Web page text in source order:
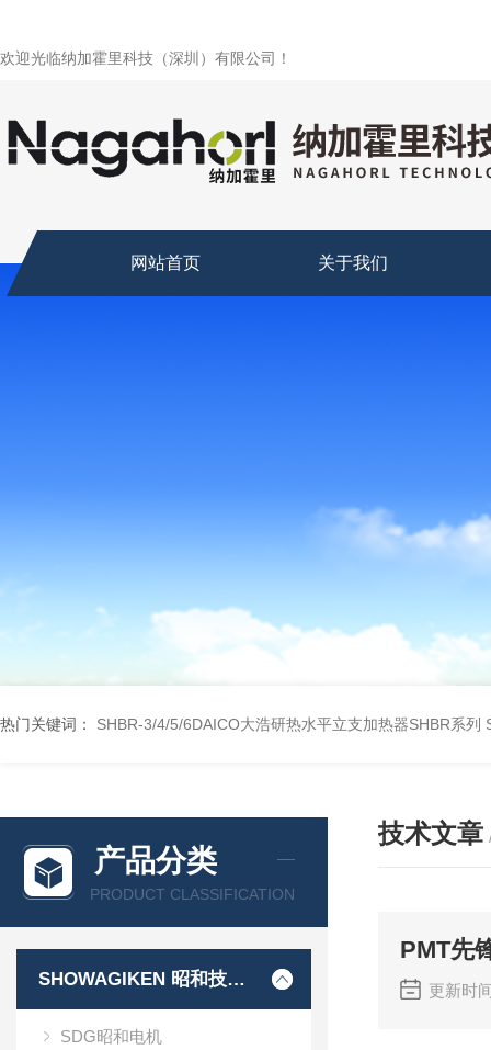
欢迎光临纳加霍里科技（深圳）有限公司！
网站首页 关于我们
热门关键词： SHBR-3/4/5/6DAICO大浩研热水平立支加热器SHBR系列
产品分类
PRODUCT CLASSIFICATION
SHOWAGIKEN 昭和技研SGK
SDG昭和电机
技术文章
PMT先
更新时